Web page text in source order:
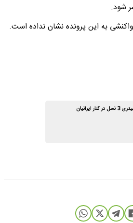
شود.
به این پرونده نشان نداده است.
ایرانیان